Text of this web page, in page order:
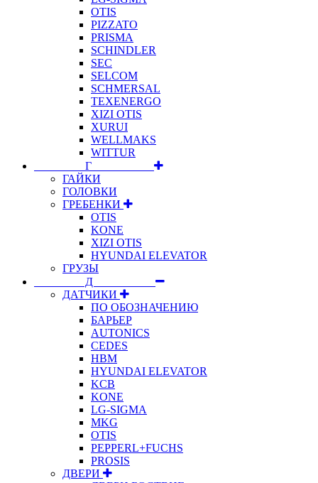
OTIS
PIZZATO
PRISMA
SCHINDLER
SEC
SELCOM
SCHMERSAL
TEXENERGO
XIZI OTIS
XURUI
WELLMAKS
WITTUR
⠀⠀⠀⠀⠀⠀Г⠀⠀⠀⠀⠀⠀⠀
ГАЙКИ
ГОЛОВКИ
ГРЕБЕНКИ
OTIS
KONE
XIZI OTIS
HYUNDAI ELEVATOR
ГРУЗЫ
⠀⠀⠀⠀⠀⠀Д⠀⠀⠀⠀⠀⠀⠀
ДАТЧИКИ
ПО ОБОЗНАЧЕНИЮ
БАРЬЕР
AUTONICS
CEDES
HBM
HYUNDAI ELEVATOR
KCB
KONE
LG-SIGMA
MKG
OTIS
PEPPERL+FUCHS
PROSIS
ДВЕРИ